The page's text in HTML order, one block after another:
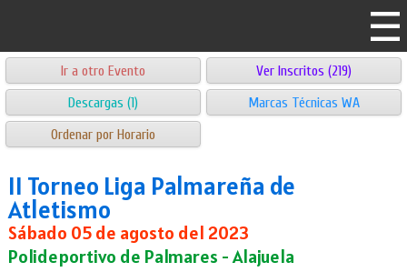
Ir a otro Evento
Ver Inscritos (219)
Descargas (1)
Marcas Técnicas WA
Ordenar por Horario
II Torneo Liga Palmareña de
Atletismo
Sábado 05 de agosto del 2023
Polideportivo de Palmares - Alajuela